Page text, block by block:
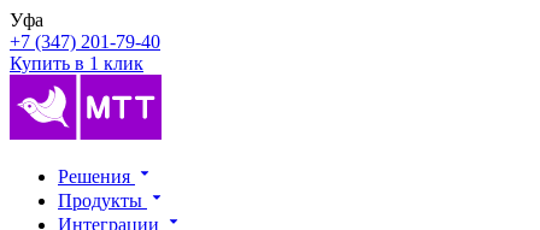
Уфа
+7 (347) 201-79-40
Купить в 1 клик
Решения
Продукты
Интеграции